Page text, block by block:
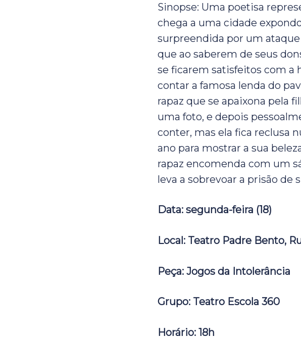
Sinopse: Uma poetisa
chega a uma cidade
surpreendida por um
que ao saberem de seus
se ficarem satisfeitos com a
contar a famosa lenda do
rapaz que se apaixona pela
uma foto, e depois
conter, mas ela fica reclusa
ano para mostrar a sua
rapaz encomenda com um
leva a sobrevoar a prisão de
Data: segunda-feira (18)
Local: Teatro Padre Bento,
Peça: Jogos da Intolerância
Grupo: Teatro Escola 360
Horário: 18h